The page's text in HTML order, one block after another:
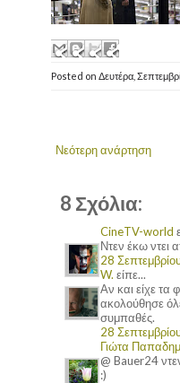
Posted on Δευτέρα,
Νεότερη ανάρτηση
8 Σχόλια:
CineTV-world
Ντεν έκω ντει
28
W. είπε...
Αν και είχε τα
ακολούθησε
συμπαθές.
28
Γιώτα
@ Bauer24
:)